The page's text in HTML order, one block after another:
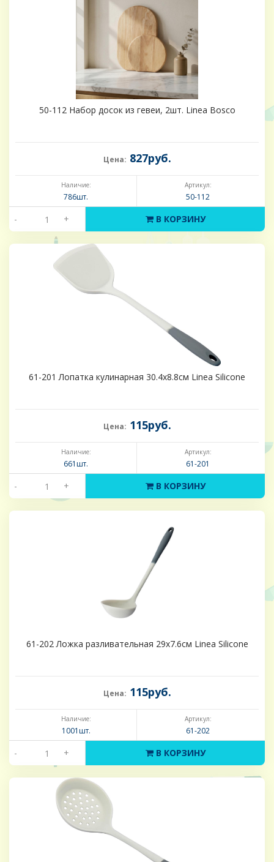
50-112 Набор досок из гевеи, 2шт. Linea Bosco
Цена: 827руб.
Наличие:
786шт.
Артикул:
50-112
- + В КОРЗИНУ
61-201 Лопатка кулинарная 30.4х8.8см Linea Silicone
Цена: 115руб.
Наличие:
661шт.
Артикул:
61-201
- + В КОРЗИНУ
61-202 Ложка разливательная 29х7.6см Linea Silicone
Цена: 115руб.
Наличие:
1001шт.
Артикул:
61-202
- + В КОРЗИНУ